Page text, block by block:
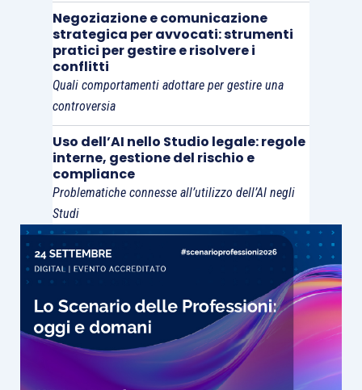
le censure dei ricorrenti, rilevando l’“
l’errore contenuto nella sentenza impugnata, che,
nella determinazione della disponibile con la
riunione fittizia ex art. 556 c.c., avrebbe dovuto
includere“naturalmente tutte le donazioni”
dunque, tanto quella fatta all’estranea quanto
quelle fatte al figlio con dispensa da collazione.
QUESTIONI
L’ordinanza in commento tocca alcune delle
tematiche più complesse e controverse del
diritto successorio, in materia di collazione e di
imputazione ai fini della riunione fittizia.
Nonostante punti di contatto, derivanti dal
Negoziazione e comunicazione
strategica per avvocati: strumenti
pratici per gestire e risolvere i
conflitti
Quali comportamenti adottare per gestire una
controversia
Uso dell’AI nello Studio legale: regole
interne, gestione del rischio e
compliance
Problematiche connesse all’utilizzo dell’AI negli
Studi